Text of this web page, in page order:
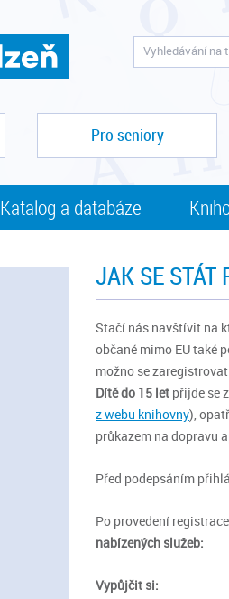
Pro seniory
Katalog a databáze
JAK SE STÁT
Stačí nás navštívit na
občané mimo EU také
možno se
Dítě do 15 let přijde se
z webu knihovny),
průkazem na dopravu
Před podepsáním
Po provedení
nabízených služeb:
Vypůjčit si: